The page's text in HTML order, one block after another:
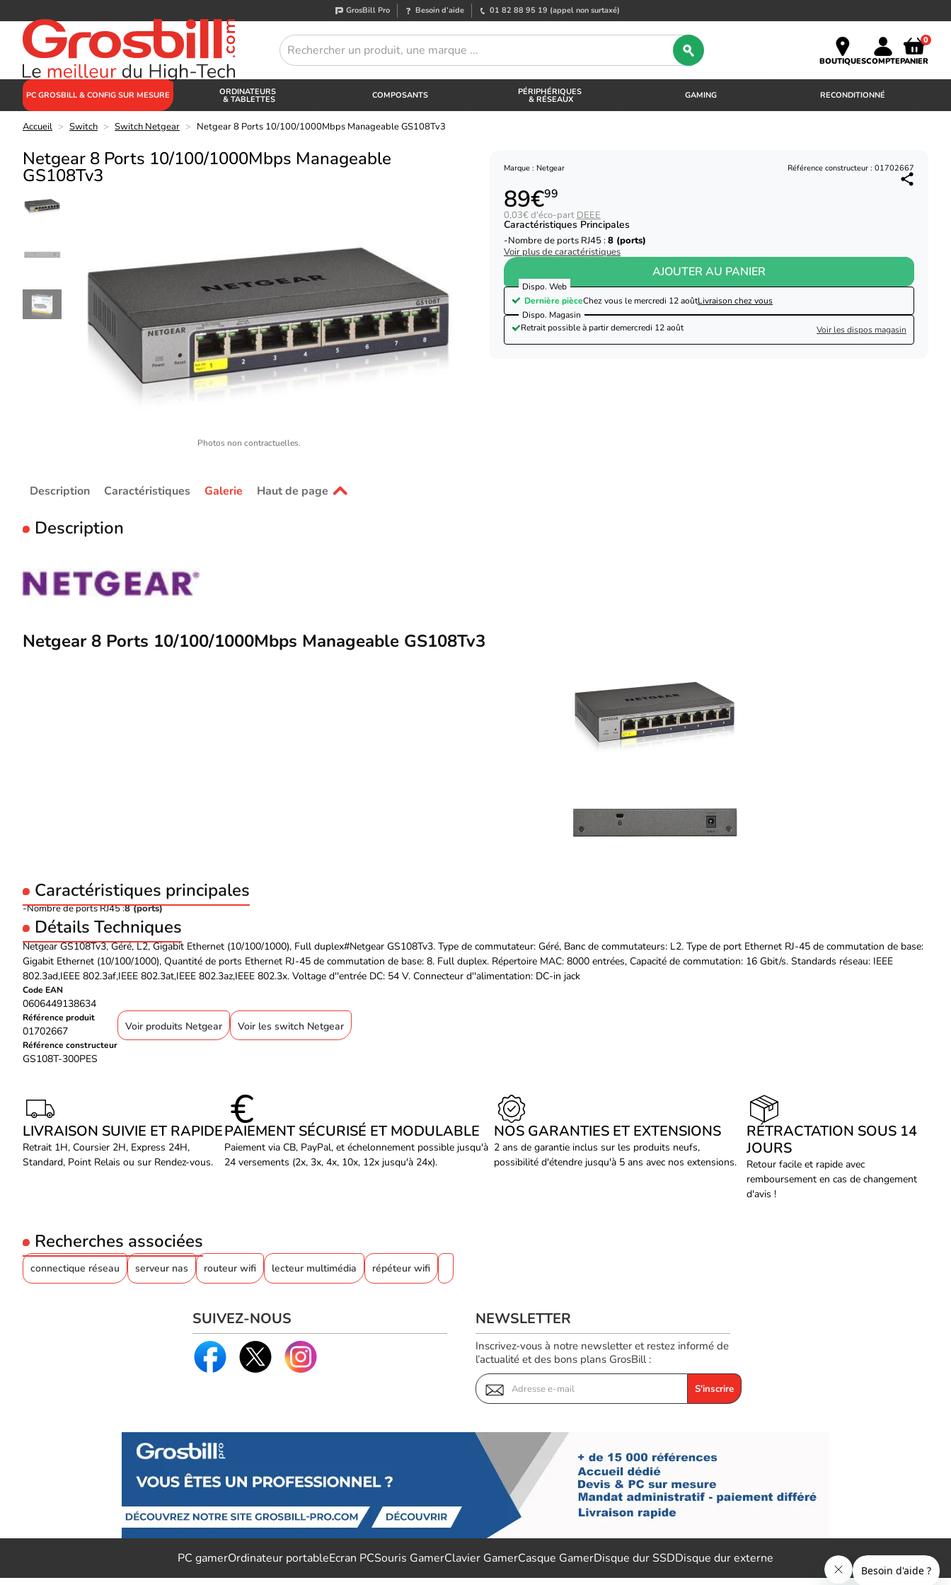
GrosBill Pro Besoin d’aide 01 82 88 95 19 (appel non surtaxé)
BOUTIQUESCOMPTE
0
PANIER
PC GROSBILL & CONFIG SUR MESURE ORDINATEURS
& TABLETTES COMPOSANTS PÉRIPHÉRIQUES
& RÉSEAUX GAMING RECONDITIONNÉ
Accueil > Switch > Switch Netgear > Netgear 8 Ports 10/100/1000Mbps Manageable GS108Tv3
Netgear 8 Ports 10/100/1000Mbps Manageable
GS108Tv3
Photos non contractuelles.
Marque : Netgear Référence constructeur : 01702667
89€99
0,03€ d'éco-part DEEE
Caractéristiques Principales
Nombre de ports RJ45 :8 (ports)
Voir plus de caractéristiques
AJOUTER AU PANIER
Dispo. Web
Dernière pièceChez vous le mercredi 12 aoûtLivraison chez vous
Dispo. Magasin
Retrait possible à partir demercredi 12 août Voir les dispos magasin
Description Caractéristiques Galerie Haut de page
Description
Netgear 8 Ports 10/100/1000Mbps Manageable GS108Tv3
Caractéristiques principales
Nombre de ports RJ45 :8 (ports)
Détails Techniques
Netgear GS108Tv3, Géré, L2, Gigabit Ethernet (10/100/1000), Full duplex#Netgear GS108Tv3. Type de commutateur: Géré, Banc de commutateurs: L2. Type de port Ethernet RJ-45 de commutation de base:
Gigabit Ethernet (10/100/1000), Quantité de ports Ethernet RJ-45 de commutation de base: 8. Full duplex. Répertoire MAC: 8000 entrées, Capacité de commutation: 16 Gbit/s. Standards réseau: IEEE
802.3ad,IEEE 802.3af,IEEE 802.3at,IEEE 802.3az,IEEE 802.3x. Voltage d''entrée DC: 54 V. Connecteur d''alimentation: DC-in jack
Code EAN
0606449138634
Référence produit
01702667
Référence constructeur
GS108T-300PES
Voir produits Netgear Voir les switch Netgear
LIVRAISON SUIVIE ET RAPIDE
Retrait 1H, Coursier 2H, Express 24H,
Standard, Point Relais ou sur Rendez-vous.
PAIEMENT SÉCURISÉ ET MODULABLE
Paiement via CB, PayPal, et échelonnement possible jusqu'à
24 versements (2x, 3x, 4x, 10x, 12x jusqu'à 24x).
NOS GARANTIES ET EXTENSIONS
2 ans de garantie inclus sur les produits neufs,
possibilité d'étendre jusqu'à 5 ans avec nos extensions.
RÉTRACTATION SOUS 14
JOURS
Retour facile et rapide avec
remboursement en cas de changement
d'avis !
Recherches associées
connectique réseau serveur nas routeur wifi lecteur multimédia répéteur wifi
SUIVEZ-NOUS NEWSLETTER
Inscrivez-vous à notre newsletter et restez informé de
l’actualité et des bons plans GrosBill :
S'inscrire
PC gamerOrdinateur portableEcran PCSouris GamerClavier GamerCasque GamerDisque dur SSDDisque dur externe